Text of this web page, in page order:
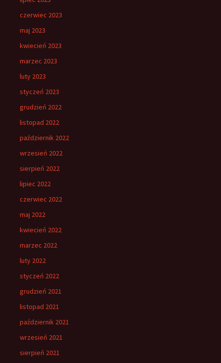
czerwiec 2023
maj 2023
kwiecień 2023
marzec 2023
luty 2023
styczeń 2023
grudzień 2022
listopad 2022
październik 2022
wrzesień 2022
sierpień 2022
lipiec 2022
czerwiec 2022
maj 2022
kwiecień 2022
marzec 2022
luty 2022
styczeń 2022
grudzień 2021
listopad 2021
październik 2021
wrzesień 2021
sierpień 2021